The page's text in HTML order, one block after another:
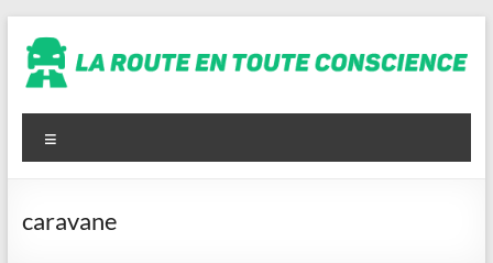
contenu
La
route
en
toute
conscience
caravane